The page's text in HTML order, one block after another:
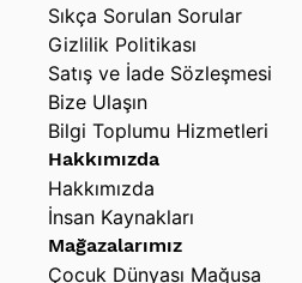
Sıkça Sorulan Sorular
Gizlilik Politikası
Satış ve İade Sözleşmesi
Bize Ulaşın
Bilgi Toplumu Hizmetleri
Hakkımızda
Hakkımızda
İnsan Kaynakları
Mağazalarımız
Çocuk Dünyası Mağusa